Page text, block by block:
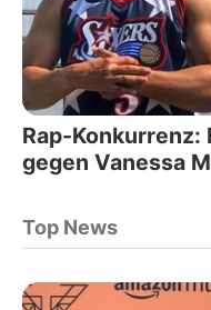
Rap-
gegen Vanessa
Top News